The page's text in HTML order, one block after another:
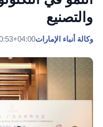
والتصنيع
وكالة أنباء الإمارات